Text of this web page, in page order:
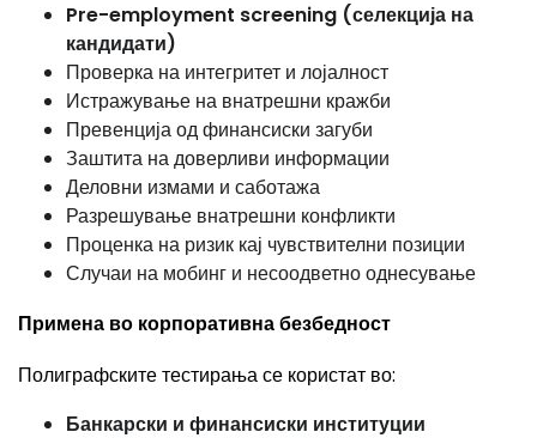
Pre-employment screening (селекција на
кандидати)
Проверка на интегритет и лојалност
Истражување на внатрешни кражби
Превенција од финансиски загуби
Заштита на доверливи информации
Деловни измами и саботажа
Разрешување внатрешни конфликти
Проценка на ризик кај чувствителни позиции
Случаи на мобинг и несоодветно однесување
Примена во корпоративна безбедност
Полиграфските тестирања се користат во:
Банкарски и финансиски институции